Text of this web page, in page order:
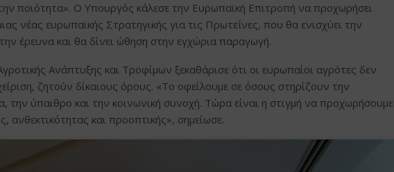
ποιότητα». Ο Υπουργός κάλεσε την Ευρωπαϊκή Επιτροπή να προχωρήσει
νέας ευρωπαϊκής Στρατηγικής για τις Πρωτεΐνες, που θα ενισχύει την
έρευνα και θα δίνει ώθηση στην εγχώρια παραγωγή.
Ανάπτυξης και Τροφίμων ξεκαθάρισε ότι οι ευρωπαίοι αγρότες δεν
ζητούν δίκαιους όρους. «Το οφείλουμε σε όσους στηρίζουν την
την ύπαιθρο και την κοινωνική συνοχή. Τώρα είναι η στιγμή να προχωρήσουμε
ανθεκτικότητας και προοπτικής», σημείωσε.